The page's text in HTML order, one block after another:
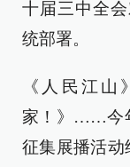
十届三中全
统部署。
《人民江
家！》……今
征集展播活动